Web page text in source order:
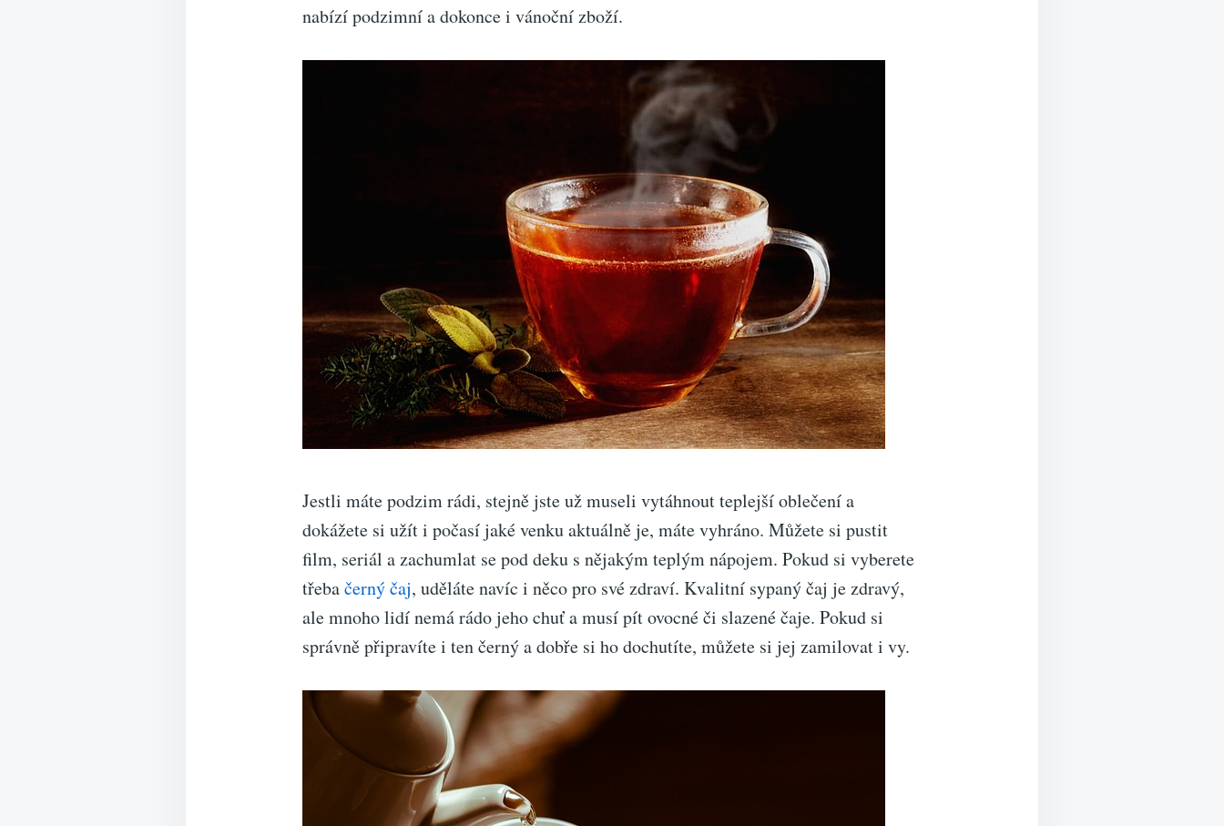
nabízí podzimní a dokonce i vánoční zboží.
Jestli máte podzim rádi, stejně jste už museli vytáhnout teplejší oblečení a
dokážete si užít i počasí jaké venku aktuálně je, máte vyhráno. Můžete si pustit
film, seriál a zachumlat se pod deku s nějakým teplým nápojem. Pokud si vyberete
třebačerný čaj, uděláte navíc i něco pro své zdraví. Kvalitní sypaný čaj je zdravý,
ale mnoho lidí nemá rádo jeho chuť a musí pít ovocné či slazené čaje. Pokud si
správně připravíte i ten černý a dobře si ho dochutíte, můžete si jej zamilovat i vy.